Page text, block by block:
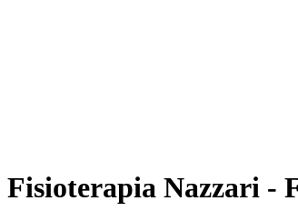
Fisioterapia Nazzari -